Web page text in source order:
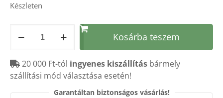
Készleten
főz
&
ROSTONSÜLT
fűszerkeverék
Kosárba teszem
20 000 Ft-tól ingyenes kiszállítás bármely
szállítási mód választása esetén!
Garantáltan biztonságos vásárlás!